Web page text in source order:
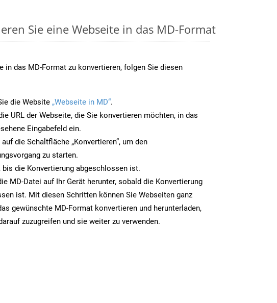
Sie eine Webseite in das MD-Format
in das MD-Format zu konvertieren, folgen Sie diesen
die Website „Webseite in MD“.
URL der Webseite, die Sie konvertieren möchten, in das
Eingabefeld ein.
die Schaltfläche „Konvertieren“, um den
zu starten.
bis die Konvertierung abgeschlossen ist.
MD-Datei auf Ihr Gerät herunter, sobald die Konvertierung
ist. Mit diesen Schritten können Sie Webseiten ganz
gewünschte MD-Format konvertieren und herunterladen,
zuzugreifen und sie weiter zu verwenden.